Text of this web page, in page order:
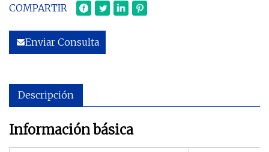
COMPARTIR
Enviar Consulta
Descripción
Información básica